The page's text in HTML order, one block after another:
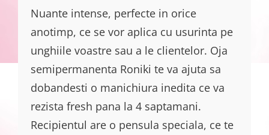
Nuante intense, perfecte in orice
anotimp, ce se vor aplica cu usurinta pe
unghiile voastre sau a le clientelor. Oja
semipermanenta Roniki te va ajuta sa
dobandesti o manichiura inedita ce va
rezista fresh pana la 4 saptamani.
Recipientul are o pensula speciala, ce te